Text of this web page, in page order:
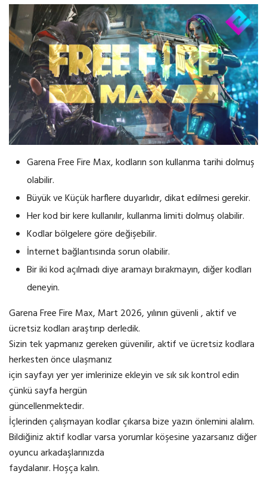
Garena Free Fire Max, kodların son kullanma tarihi dolmuş
olabilir.
Büyük ve Küçük harflere duyarlıdır, dikat edilmesi gerekir.
Her kod bir kere kullanılır, kullanma limiti dolmuş olabilir.
Kodlar bölgelere göre değişebilir.
İnternet bağlantısında sorun olabilir.
Bir iki kod açılmadı diye aramayı bırakmayın, diğer kodları
deneyin.
Garena Free Fire Max, Mart 2026, yılının güvenli , aktif ve
ücretsiz kodları araştırıp derledik.
Sizin tek yapmanız gereken güvenilir, aktif ve ücretsiz kodlara
herkesten önce ulaşmanız
için sayfayı yer yer imlerinize ekleyin ve sık sık kontrol edin
çünkü sayfa hergün
güncellenmektedir.
İçlerinden çalışmayan kodlar çıkarsa bize yazın önlemini alalım.
Bildiğiniz aktif kodlar varsa yorumlar köşesine yazarsanız diğer
oyuncu arkadaşlarınızda
faydalanır. Hoşça kalın.